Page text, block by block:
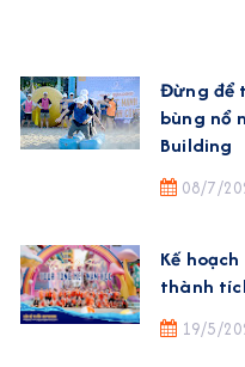
Đừng để
bùng nổ
Building
08/7/
Kế
thành
19/5/